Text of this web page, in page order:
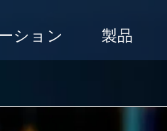
ション 製品